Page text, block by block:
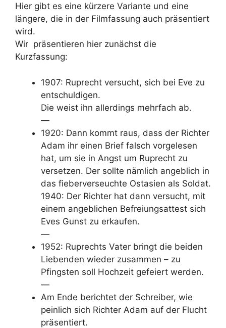
Hier gibt es eine kürzere Variante und eine
längere, die in der Filmfassung auch präsentiert
wird.
Wir präsentieren hier zunächst die
Kurzfassung:
1907: Ruprecht versucht, sich bei Eve zu
entschuldigen.
Die weist ihn allerdings mehrfach ab.
—
1920: Dann kommt raus, dass der Richter
Adam ihr einen Brief falsch vorgelesen
hat, um sie in Angst um Ruprecht zu
versetzen. Der sollte nämlich angeblich in
das fieberverseuchte Ostasien als Soldat.
1940: Der Richter hat dann versucht, mit
einem angeblichen Befreiungsattest sich
Eves Gunst zu erkaufen.
—
1952: Ruprechts Vater bringt die beiden
Liebenden wieder zusammen – zu
Pfingsten soll Hochzeit gefeiert werden.
—
Am Ende berichtet der Schreiber, wie
peinlich sich Richter Adam auf der Flucht
präsentiert.